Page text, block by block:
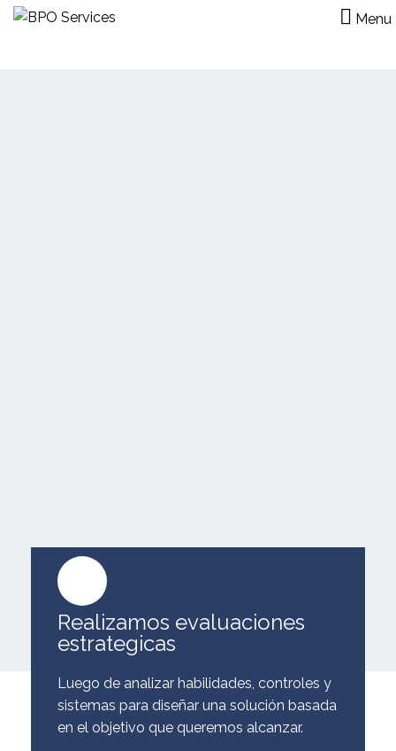
Menu
Realizamos evaluaciones
estrategicas
Luego de analizar habilidades, controles y
sistemas para diseñar una solución basada
en el objetivo que queremos alcanzar.